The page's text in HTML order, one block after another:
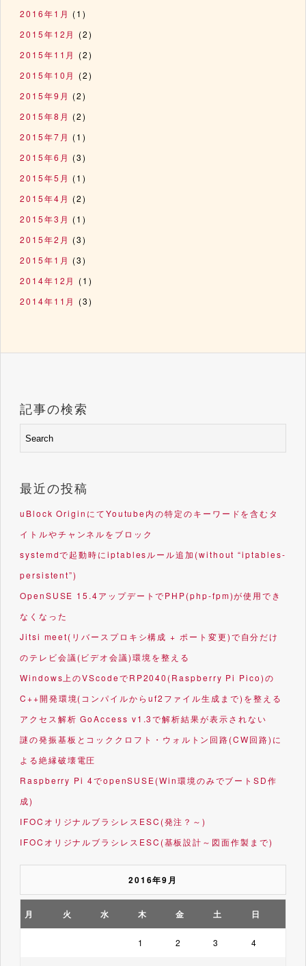
2016年1月 (1)
2015年12月 (2)
2015年11月 (2)
2015年10月 (2)
2015年9月 (2)
2015年8月 (2)
2015年7月 (1)
2015年6月 (3)
2015年5月 (1)
2015年4月 (2)
2015年3月 (1)
2015年2月 (3)
2015年1月 (3)
2014年12月 (1)
2014年11月 (3)
記事の検索
最近の投稿
uBlock OriginにてYoutube内の特定のキーワードを含むタ
イトルやチャンネルをブロック
systemdで起動時にiptablesルール追加(without “iptables-
persistent”)
OpenSUSE 15.4アップデートでPHP(php-fpm)が使用でき
なくなった
Jitsi meet(リバースプロキシ構成 + ポート変更)で自分だけ
のテレビ会議(ビデオ会議)環境を整える
Windows上のVScodeでRP2040(Raspberry Pi Pico)の
C++開発環境(コンパイルからuf2ファイル生成まで)を整える
アクセス解析 GoAccess v1.3で解析結果が表示されない
謎の発振基板とコッククロフト・ウォルトン回路(CW回路)に
よる絶縁破壊電圧
Raspberry Pi 4でopenSUSE(Win環境のみでブートSD作
成)
IFOCオリジナルブラシレスESC(発注？～)
IFOCオリジナルブラシレスESC(基板設計～図面作製まで)
2016年9月
月 火 水 木 金 土 日
1 2 3 4